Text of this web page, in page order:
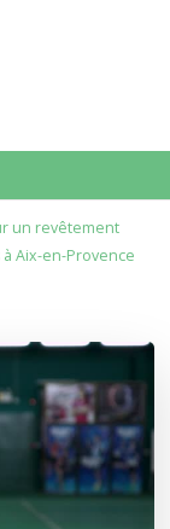
un revêtement
Aix-en-Provence